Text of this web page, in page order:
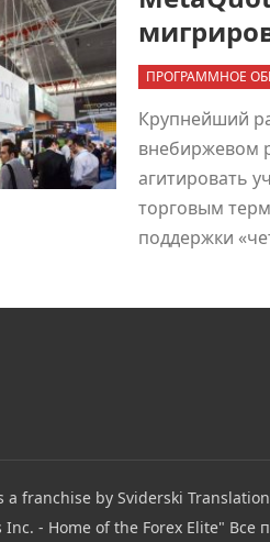
ПРОГРАММНОЕ
Крупнейший
внебиржевом
агитировать
торговым
поддержки
franchise by Sviderski Translation
- Home of the Forex Elite" Все